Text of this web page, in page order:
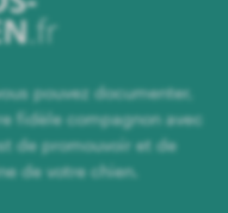
pouvez documenter,
fidèle compagnon avec
de promouvoir et de
de votre chien.